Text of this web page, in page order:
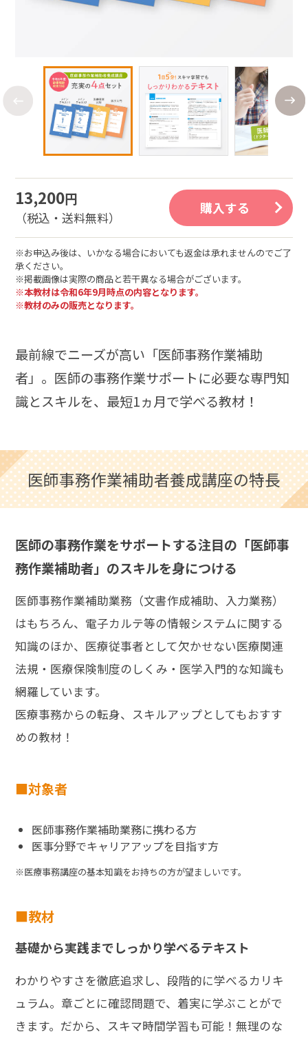
13,200円
（税込・送料無料）
購入する
※お申込み後は、いかなる場合においても返金は承れませんのでご了
承ください。
※掲載画像は実際の商品と若干異なる場合がございます。
※本教材は令和6年9月時点の内容となります。
※教材のみの販売となります。
最前線でニーズが高い「医師事務作業補助
者」。医師の事務作業サポートに必要な専門知
識とスキルを、最短1ヵ月で学べる教材！
医師事務作業補助者養成講座の特長
医師の事務作業をサポートする注目の「医師事
務作業補助者」のスキルを身につける
医師事務作業補助業務（文書作成補助、入力業務）
はもちろん、電子カルテ等の情報システムに関する
知識のほか、医療従事者として欠かせない医療関連
法規・医療保険制度のしくみ・医学入門的な知識も
網羅しています。
医療事務からの転身、スキルアップとしてもおすす
めの教材！
対象者
医師事務作業補助業務に携わる方
医事分野でキャリアアップを目指す方
※医療事務講座の基本知識をお持ちの方が望ましいです。
教材
基礎から実践までしっかり学べるテキスト
わかりやすさを徹底追求し、段階的に学べるカリキ
ュラム。章ごとに確認問題で、着実に学ぶことがで
きます。だから、スキマ時間学習も可能！無理のな